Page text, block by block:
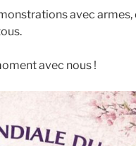
avec armes,
avec nous !